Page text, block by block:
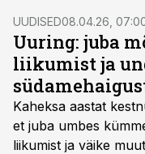
UUDISED08.04.26,
Uuring: juba
liikumist ja
Kaheksa aastat
et juba umbes
liikumist ja väike